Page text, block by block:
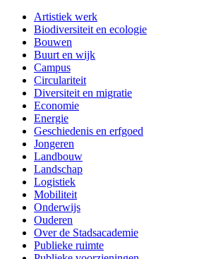
Artistiek werk
Biodiversiteit en ecologie
Bouwen
Buurt en wijk
Campus
Circulariteit
Diversiteit en migratie
Economie
Energie
Geschiedenis en erfgoed
Jongeren
Landbouw
Landschap
Logistiek
Mobiliteit
Onderwijs
Ouderen
Over de Stadsacademie
Publieke ruimte